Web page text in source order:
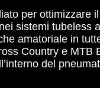
per ottimizzare il
sistemi tubeless
amatoriale in
Country e MTB
del